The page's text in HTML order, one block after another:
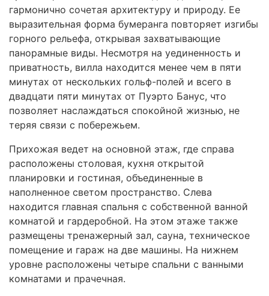
гармонично сочетая архитектуру и природу. Ее
выразительная форма бумеранга повторяет изгибы
горного рельефа, открывая захватывающие
панорамные виды. Несмотря на уединенность и
приватность, вилла находится менее чем в пяти
минутах от нескольких гольф-полей и всего в
двадцати пяти минутах от Пуэрто Банус, что
позволяет наслаждаться спокойной жизнью, не
теряя связи с побережьем.
Прихожая ведет на основной этаж, где справа
расположены столовая, кухня открытой
планировки и гостиная, объединенные в
наполненное светом пространство. Слева
находится главная спальня с собственной ванной
комнатой и гардеробной. На этом этаже также
размещены тренажерный зал, сауна, техническое
помещение и гараж на две машины. На нижнем
уровне расположены четыре спальни с ванными
комнатами и прачечная.